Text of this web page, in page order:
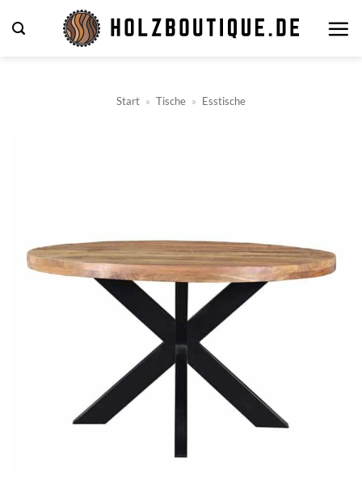
Inhalt
Start » Tische » Esstische